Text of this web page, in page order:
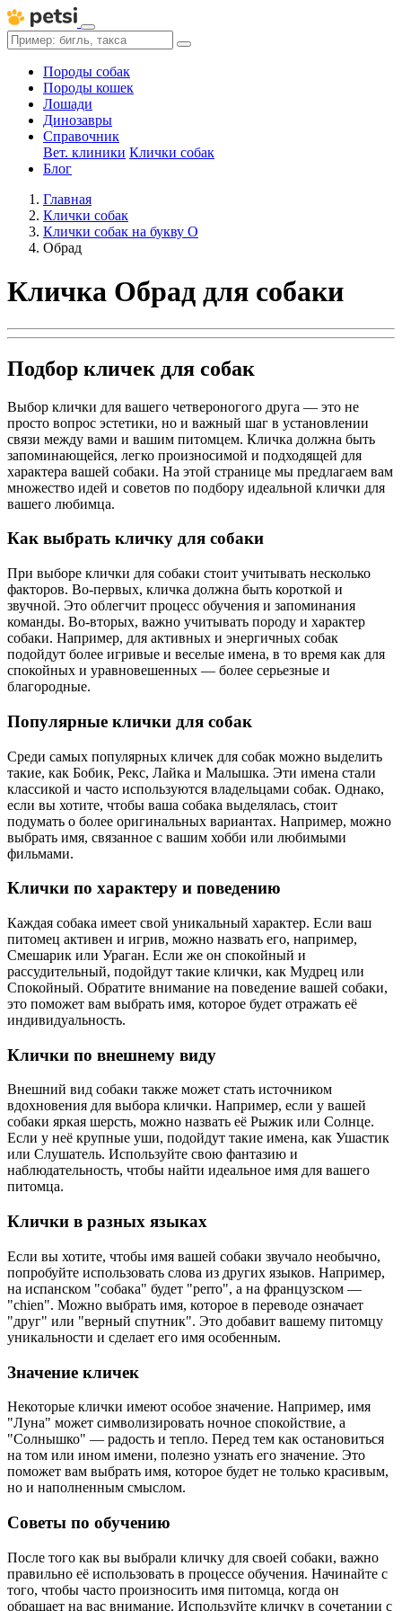
Породы собак
Породы кошек
Лошади
Динозавры
Справочник
Вет. клиники Клички собак
Блог
Главная
Клички собак
Клички собак на букву О
Обрад
Кличка Обрад для собаки
Подбор кличек для собак
Выбор клички для вашего четвероногого друга — это не
просто вопрос эстетики, но и важный шаг в установлении
связи между вами и вашим питомцем. Кличка должна быть
запоминающейся, легко произносимой и подходящей для
характера вашей собаки. На этой странице мы предлагаем вам
множество идей и советов по подбору идеальной клички для
вашего любимца.
Как выбрать кличку для собаки
При выборе клички для собаки стоит учитывать несколько
факторов. Во-первых, кличка должна быть короткой и
звучной. Это облегчит процесс обучения и запоминания
команды. Во-вторых, важно учитывать породу и характер
собаки. Например, для активных и энергичных собак
подойдут более игривые и веселые имена, в то время как для
спокойных и уравновешенных — более серьезные и
благородные.
Популярные клички для собак
Среди самых популярных кличек для собак можно выделить
такие, как Бобик, Рекс, Лайка и Малышка. Эти имена стали
классикой и часто используются владельцами собак. Однако,
если вы хотите, чтобы ваша собака выделялась, стоит
подумать о более оригинальных вариантах. Например, можно
выбрать имя, связанное с вашим хобби или любимыми
фильмами.
Клички по характеру и поведению
Каждая собака имеет свой уникальный характер. Если ваш
питомец активен и игрив, можно назвать его, например,
Смешарик или Ураган. Если же он спокойный и
рассудительный, подойдут такие клички, как Мудрец или
Спокойный. Обратите внимание на поведение вашей собаки,
это поможет вам выбрать имя, которое будет отражать её
индивидуальность.
Клички по внешнему виду
Внешний вид собаки также может стать источником
вдохновения для выбора клички. Например, если у вашей
собаки яркая шерсть, можно назвать её Рыжик или Солнце.
Если у неё крупные уши, подойдут такие имена, как Ушастик
или Слушатель. Используйте свою фантазию и
наблюдательность, чтобы найти идеальное имя для вашего
питомца.
Клички в разных языках
Если вы хотите, чтобы имя вашей собаки звучало необычно,
попробуйте использовать слова из других языков. Например,
на испанском "собака" будет "perro", а на французском —
"chien". Можно выбрать имя, которое в переводе означает
"друг" или "верный спутник". Это добавит вашему питомцу
уникальности и сделает его имя особенным.
Значение кличек
Некоторые клички имеют особое значение. Например, имя
"Луна" может символизировать ночное спокойствие, а
"Солнышко" — радость и тепло. Перед тем как остановиться
на том или ином имени, полезно узнать его значение. Это
поможет вам выбрать имя, которое будет не только красивым,
но и наполненным смыслом.
Советы по обучению
После того как вы выбрали кличку для своей собаки, важно
правильно её использовать в процессе обучения. Начинайте с
того, чтобы часто произносить имя питомца, когда он
обращает на вас внимание. Используйте кличку в сочетании с